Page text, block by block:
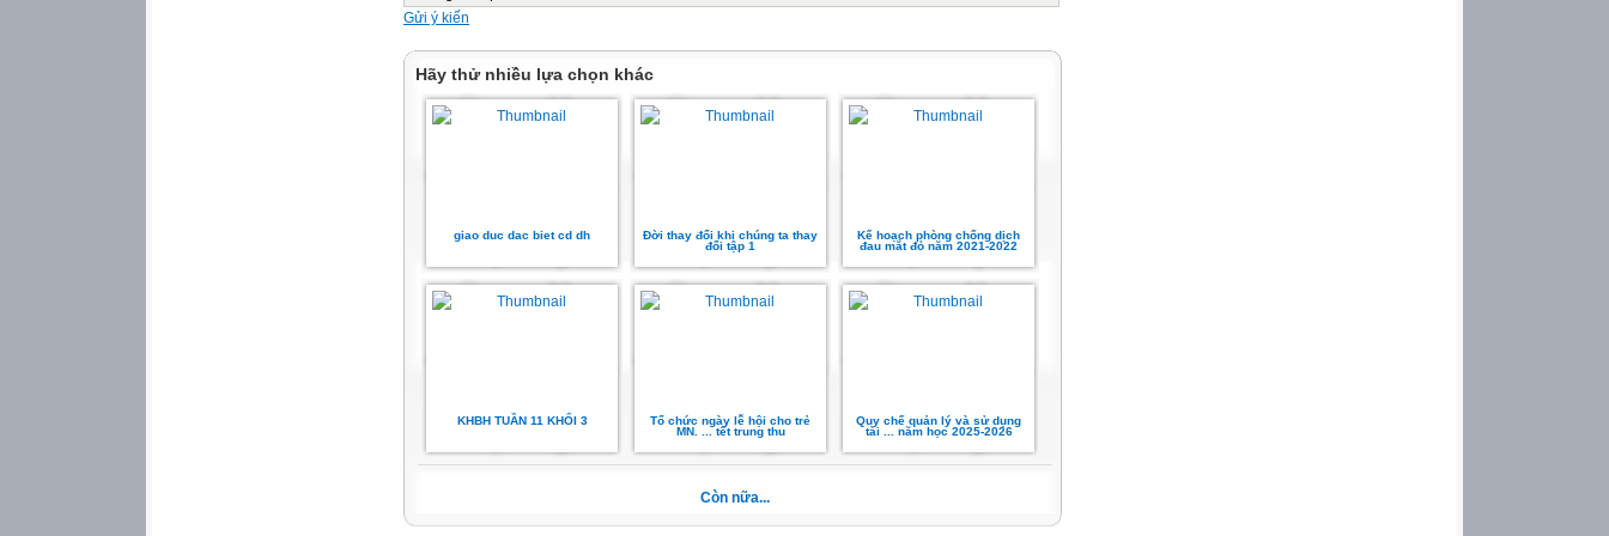
Gửi ý kiến
Hãy thử nhiều lựa chọn khác
giao duc dac biet cd dh
Đời thay đổi khi chúng ta thay
đổi tập 1
Kế hoạch phòng chống dịch
đau mắt đỏ năm 2021-2022
KHBH TUẦN 11 KHỐI 3
Tổ chức ngày lễ hội cho trẻ
MN. ... tết trung thu
Quy chế quản lý và sử dụng
tài ... năm học 2025-2026
Còn nữa...